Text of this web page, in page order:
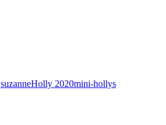
suzanneHolly 2020mini-hollys